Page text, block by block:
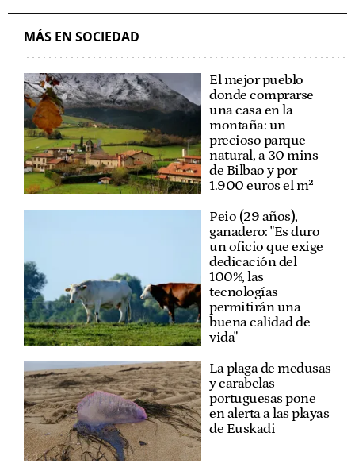
MÁS EN SOCIEDAD
El mejor pueblo
donde comprarse
una casa en la
montaña: un
precioso parque
natural, a 30 mins
de Bilbao y por
1.900 euros el m²
Peio (29 años),
ganadero: "Es duro
un oficio que exige
dedicación del
100%, las
tecnologías
permitirán una
buena calidad de
vida"
La plaga de medusas
y carabelas
portuguesas pone
en alerta a las playas
de Euskadi